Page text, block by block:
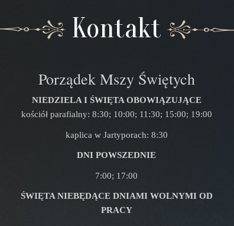
Kontakt
Porządek Mszy Świętych
NIEDZIELA I ŚWIĘTA OBOWIĄZUJĄCE
kościół parafialny: 8:30; 10:00; 11:30; 15:00; 19:00
kaplica w Jartyporach: 8:30
DNI POWSZEDNIE
7:00; 17:00
ŚWIĘTA NIEBĘDĄCE DNIAMI WOLNYMI OD
PRACY